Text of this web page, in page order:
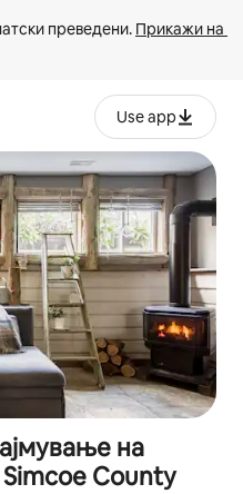
преведени. Прикажи на
Use app
на
County